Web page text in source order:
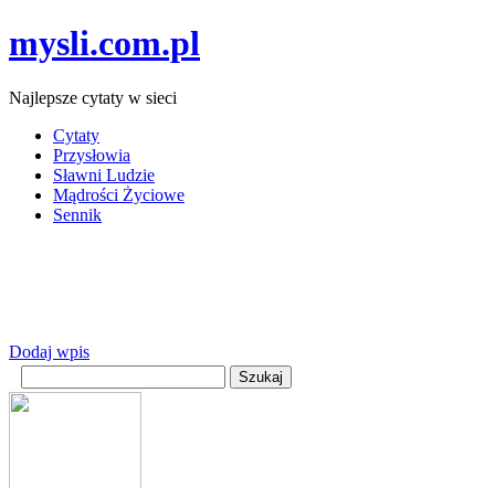
mysli.com.pl
Najlepsze cytaty w sieci
Cytaty
Przysłowia
Sławni Ludzie
Mądrości Życiowe
Sennik
Dodaj wpis